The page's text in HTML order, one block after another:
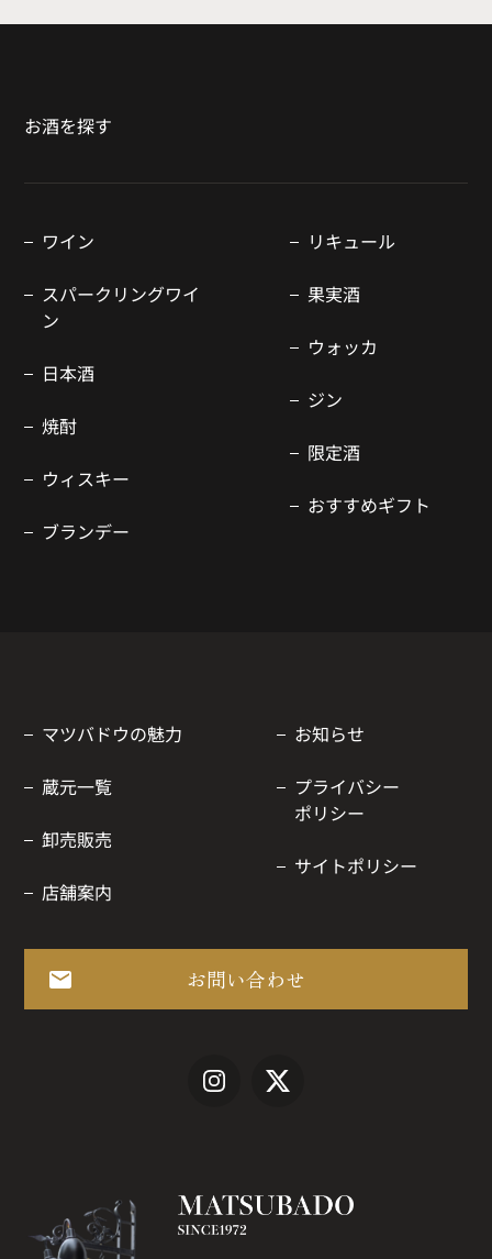
お酒を探す
ワイン
スパークリングワイ
ン
日本酒
焼酎
ウィスキー
ブランデー
リキュール
果実酒
ウォッカ
ジン
限定酒
おすすめギフト
マツバドウの魅力
蔵元一覧
卸売販売
店舗案内
お知らせ
プライバシー
ポリシー
サイトポリシー
お問い合わせ